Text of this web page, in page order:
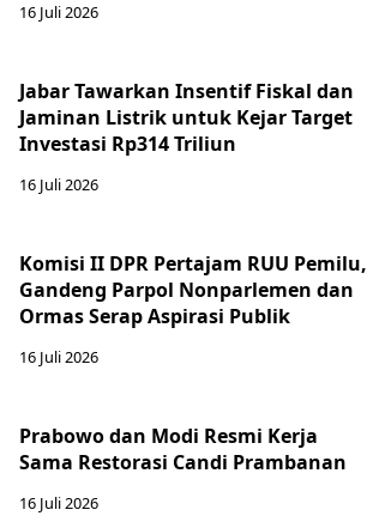
16 Juli 2026
Jabar Tawarkan Insentif Fiskal dan
Jaminan Listrik untuk Kejar Target
Investasi Rp314 Triliun
16 Juli 2026
Komisi II DPR Pertajam RUU Pemilu,
Gandeng Parpol Nonparlemen dan
Ormas Serap Aspirasi Publik
16 Juli 2026
Prabowo dan Modi Resmi Kerja
Sama Restorasi Candi Prambanan
16 Juli 2026